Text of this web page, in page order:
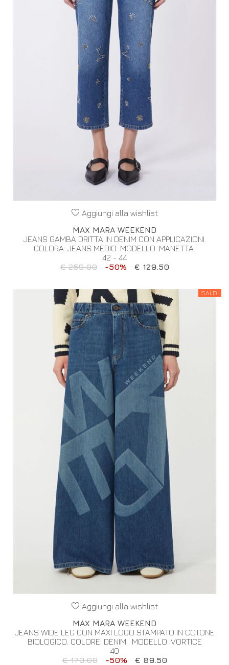
Aggiungi alla wishlist
MAX MARA WEEKEND
JEANS GAMBA DRITTA IN DENIM CON APPLICAZIONI.
COLORA: JEANS MEDIO. MODELLO: MANETTA.
42 - 44
€ 259.00
-50% € 129.50
SALDI
Aggiungi alla wishlist
MAX MARA WEEKEND
JEANS WIDE LEG CON MAXI LOGO STAMPATO IN COTONE
BIOLOGICO. COLORE: DENIM . MODELLO: VORTICE
40
€ 179.00
-50% € 89.50